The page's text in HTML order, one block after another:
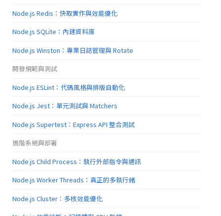
Node.js Redis：快取實作與效能優化
Node.js SQLite：內建資料庫
Node.js Winston：專業日誌管理與 Rotate
開發規範與測試
Node.js ESLint：代碼風格與排版自動化
Node.js Jest：單元測試與 Matchers
Node.js Supertest：Express API 整合測試
進階系統與部署
Node.js Child Process：執行外部指令與通訊
Node.js Worker Threads：真正的多執行緒
Node.js Cluster：多核效能優化